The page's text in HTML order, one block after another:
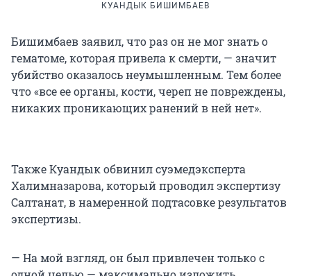
КУАНДЫК БИШИМБАЕВ
Бишимбаев заявил, что раз он не мог знать о
гематоме, которая привела к смерти, — значит
убийство оказалось неумышленным. Тем более
что «все ее органы, кости, череп не повреждены,
никаких проникающих ранений в ней нет».
Также Куандык обвинил суэмедэксперта
Халимназарова, который проводил экспертизу
Салтанат, в намеренной подтасовке результатов
экспертизы.
— На мой взгляд, он был привлечен только с